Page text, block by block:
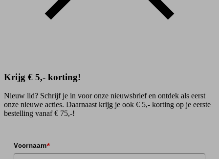
Krijg € 5,- korting!
Nieuw lid? Schrijf je in voor onze nieuwsbrief en ontdek als eerst
onze nieuwe acties. Daarnaast krijg je ook € 5,- korting op je eerste
bestelling vanaf € 75,-!
Voornaam*